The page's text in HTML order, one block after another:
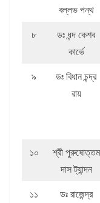
বল্লভ পন্থ
৮
ডঃ ধন্দ কেশব
কার্ভে
৯
ডঃ বিধান চন্দ্র
রায়
১০
শ্রী পুরুষোত্তম
দাস ট্যান্দন
১১
ডঃ রাজেন্দ্র